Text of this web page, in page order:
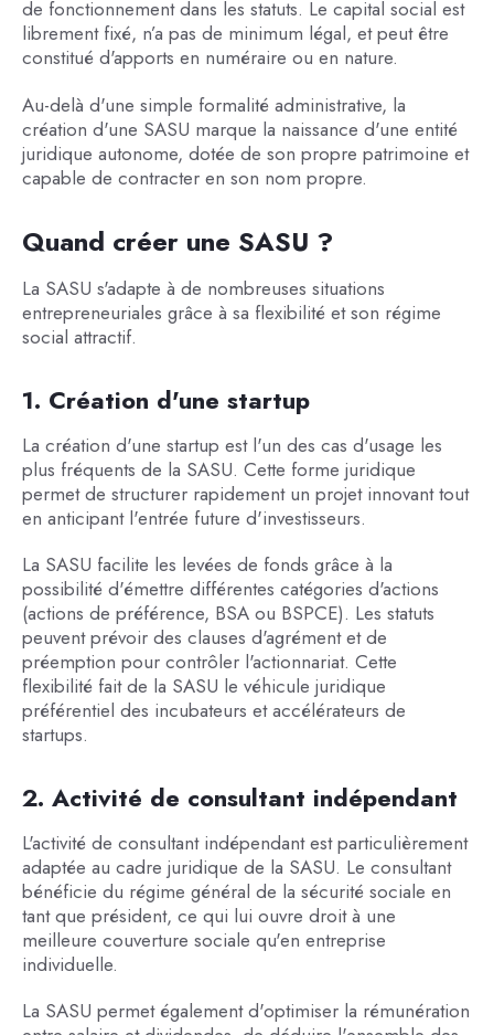
de fonctionnement dans les statuts. Le capital social est
librement fixé, n’a pas de minimum légal, et peut être
constitué d'apports en numéraire ou en nature.
Au-delà d'une simple formalité administrative, la
création d'une SASU marque la naissance d'une entité
juridique autonome, dotée de son propre patrimoine et
capable de contracter en son nom propre.
Quand créer une SASU ?
La SASU s'adapte à de nombreuses situations
entrepreneuriales grâce à sa flexibilité et son régime
social attractif.
1. Création d'une startup
La création d'une startup est l'un des cas d'usage les
plus fréquents de la SASU. Cette forme juridique
permet de structurer rapidement un projet innovant tout
en anticipant l'entrée future d'investisseurs.
La SASU facilite les levées de fonds grâce à la
possibilité d'émettre différentes catégories d'actions
(actions de préférence, BSA ou BSPCE). Les statuts
peuvent prévoir des clauses d'agrément et de
préemption pour contrôler l'actionnariat. Cette
flexibilité fait de la SASU le véhicule juridique
préférentiel des incubateurs et accélérateurs de
startups.
2. Activité de consultant indépendant
L'activité de consultant indépendant est particulièrement
adaptée au cadre juridique de la SASU. Le consultant
bénéficie du régime général de la sécurité sociale en
tant que président, ce qui lui ouvre droit à une
meilleure couverture sociale qu'en entreprise
individuelle.
La SASU permet également d'optimiser la rémunération